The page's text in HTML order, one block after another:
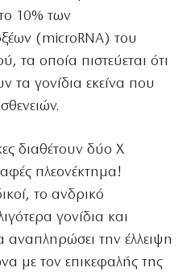
10% των
(microRNA) του
τα οποία πιστεύεται ότι
τα γονίδια εκείνα που
διαθέτουν δύο Χ
πλεονέκτημα!
το ανδρικό
γονίδια και
αναπληρώσει την έλλειψη
με τον επικεφαλής της